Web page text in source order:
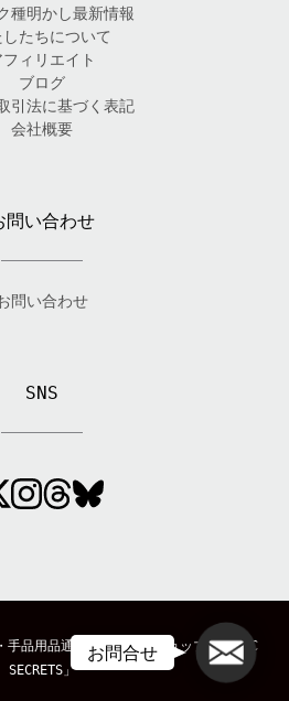
種明かし最新情報
したちについて
フィリエイト
ブログ
引法に基づく表記
会社概要
問い合わせ
問い合わせ
SNS
手品用品通販のマジックショップ「MAGIC
SECRETS」
メール
お問合せ